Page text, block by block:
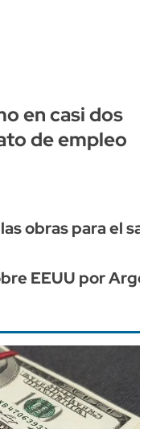
en casi dos
de empleo
obras para el
EEUU por